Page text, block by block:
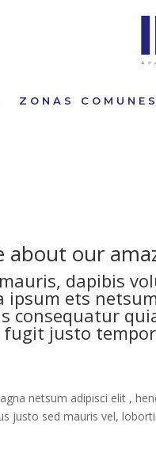
ZONAS COMUNES
about our
dapibis
ipsum ets
consequatur
fugit justo
netsum adipisci elit ,
justo sed mauris vel,